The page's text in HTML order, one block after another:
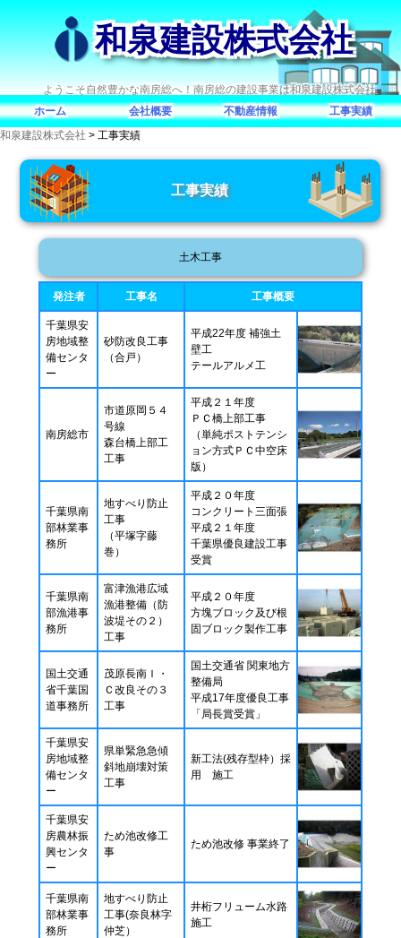
和泉建設株式会社
ようこそ自然豊かな南房総へ！南房総の建設事業は和泉建設株式会社
ホーム
会社概要 不動産情報
工事実績
和泉建設株式会社 > 工事実績
工事実績
土木工事
発注者 工事名 工事概要
千葉県安
房地域整
備センタ
ー
砂防改良工事
（合戸）
平成22年度 補強土
壁工
テールアルメ工
南房総市
市道原岡５４
号線
森台橋上部工
工事
平成２１年度
ＰＣ橋上部工事
（単純ポストテンシ
ョン方式ＰＣ中空床
版）
千葉県南
部林業事
務所
地すべり防止
工事
（平塚字藤
巻）
平成２０年度
コンクリート三面張
平成２１年度
千葉県優良建設工事
受賞
千葉県南
部漁港事
務所
富津漁港広域
漁港整備（防
波堤その２）
工事
平成２０年度
方塊ブロック及び根
固ブロック製作工事
国土交通
省千葉国
道事務所
茂原長南Ｉ・
Ｃ改良その３
工事
国土交通省 関東地方
整備局
平成17年度優良工事
「局長賞受賞」
千葉県安
房地域整
備センタ
ー
県単緊急急傾
斜地崩壊対策
工事
新工法(残存型枠）採
用 施工
千葉県安
房農林振
興センタ
ー
ため池改修工
事
ため池改修 事業終了
千葉県南
部林業事
務所
地すべり防止
工事(奈良林字
仲芝）
井桁フリューム水路
施工